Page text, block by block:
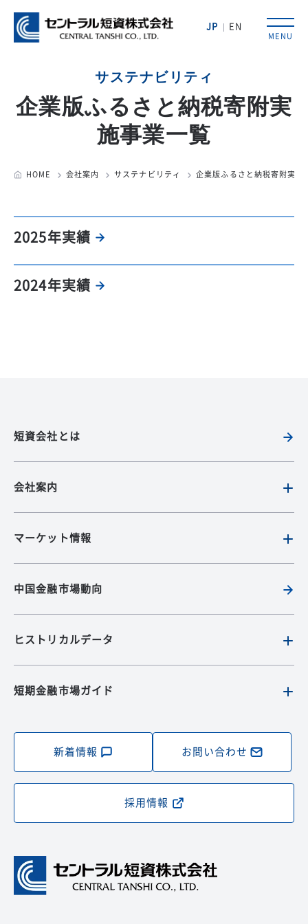
JP EN
MENU
サステナビリティ
企業版ふるさと納税寄附実
施事業一覧
HOME 会社案内 サステナビリティ 企業版ふるさと納税寄附実施
2025年実績
2024年実績
短資会社とは
会社案内
マーケット情報
中国金融市場動向
ヒストリカルデータ
短期金融市場ガイド
新着情報 お問い合わせ
採用情報